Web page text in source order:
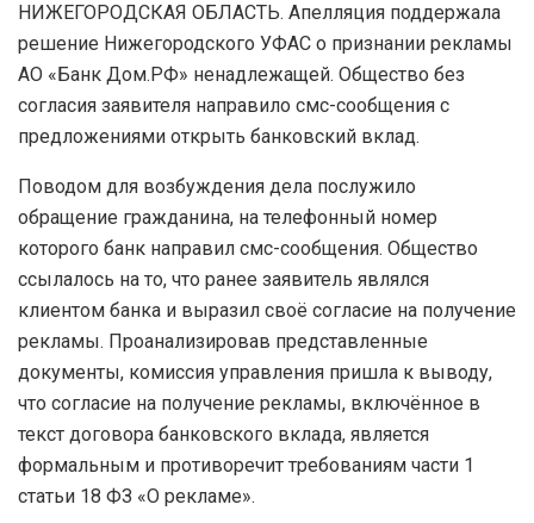
НИЖЕГОРОДСКАЯ ОБЛАСТЬ. Апелляция поддержала
решение Нижегородского УФАС о признании рекламы
АО «Банк Дом.РФ» ненадлежащей. Общество без
согласия заявителя направило смс-сообщения с
предложениями открыть банковский вклад.
Поводом для возбуждения дела послужило
обращение гражданина, на телефонный номер
которого банк направил смс-сообщения. Общество
ссылалось на то, что ранее заявитель являлся
клиентом банка и выразил своё согласие на получение
рекламы. Проанализировав представленные
документы, комиссия управления пришла к выводу,
что согласие на получение рекламы, включённое в
текст договора банковского вклада, является
формальным и противоречит требованиям части 1
статьи 18 ФЗ «О рекламе».